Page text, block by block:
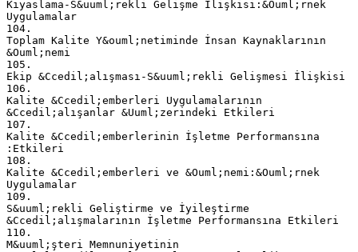
Kıyaslama-S&uuml;rekli Gelişme İlişkisi:&Ouml;rnek
Uygulamalar
104.
Toplam Kalite Y&ouml;netiminde İnsan Kaynaklarının
&Ouml;nemi
105.
Ekip &Ccedil;alışması-S&uuml;rekli Gelişmesi İlişkisi
106.
Kalite &Ccedil;emberleri Uygulamalarının
&Ccedil;alışanlar &Uuml;zerindeki Etkileri
107.
Kalite &Ccedil;emberlerinin İşletme Performansına
:Etkileri
108.
Kalite &Ccedil;emberleri ve &Ouml;nemi:&Ouml;rnek
Uygulamalar
109.
S&uuml;rekli Geliştirme ve İyileştirme
&Ccedil;alışmalarının İşletme Performansına Etkileri
110.
M&uuml;şteri Memnuniyetinin